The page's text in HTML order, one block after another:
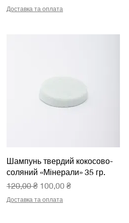
Доставка та оплата
Швидкий перегляд
Шампунь твердий кокосово-
соляний «Мінерали» 35 гр.
Звичайна ціна
120,00 ₴ За розпродажем
100,00 ₴
Доставка та оплата